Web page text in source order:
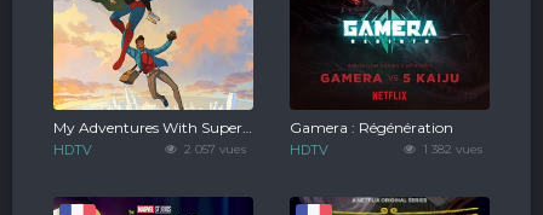
2 057 vues
My Adventures With Superman
HDTV 1 382 vues
Gamera : Régénération
HDTV